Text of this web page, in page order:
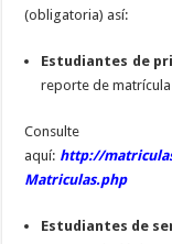
(obligatoria) así:
Estudiantes de
reporte de matrícula
aquí: http://
Matriculas.php
Estudiantes de